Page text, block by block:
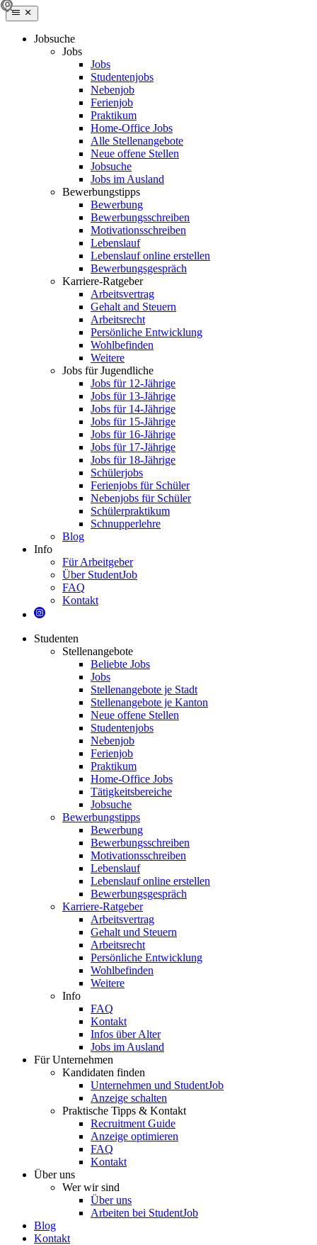
Jobsuche
Jobs
Jobs
Studentenjobs
Nebenjob
Ferienjob
Praktikum
Home-Office Jobs
Alle Stellenangebote
Neue offene Stellen
Jobsuche
Jobs im Ausland
Bewerbungstipps
Bewerbung
Bewerbungsschreiben
Motivationsschreiben
Lebenslauf
Lebenslauf online erstellen
Bewerbungsgespräch
Karriere-Ratgeber
Arbeitsvertrag
Gehalt and Steuern
Arbeitsrecht
Persönliche Entwicklung
Wohlbefinden
Weitere
Jobs für Jugendliche
Jobs für 12-Jährige
Jobs für 13-Jährige
Jobs für 14-Jährige
Jobs für 15-Jährige
Jobs für 16-Jährige
Jobs für 17-Jährige
Jobs für 18-Jährige
Schülerjobs
Ferienjobs für Schüler
Nebenjobs für Schüler
Schülerpraktikum
Schnupperlehre
Blog
Info
Für Arbeitgeber
Über StudentJob
FAQ
Kontakt
Studenten
Stellenangebote
Beliebte Jobs
Jobs
Stellenangebote je Stadt
Stellenangebote je Kanton
Neue offene Stellen
Studentenjobs
Nebenjob
Ferienjob
Praktikum
Home-Office Jobs
Tätigkeitsbereiche
Jobsuche
Bewerbungstipps
Bewerbung
Bewerbungsschreiben
Motivationsschreiben
Lebenslauf
Lebenslauf online erstellen
Bewerbungsgespräch
Karriere-Ratgeber
Arbeitsvertrag
Gehalt und Steuern
Arbeitsrecht
Persönliche Entwicklung
Wohlbefinden
Weitere
Info
FAQ
Kontakt
Infos über Alter
Jobs im Ausland
Für Unternehmen
Kandidaten finden
Unternehmen und StudentJob
Anzeige schalten
Praktische Tipps & Kontakt
Recruitment Guide
Anzeige optimieren
FAQ
Kontakt
Über uns
Wer wir sind
Über uns
Arbeiten bei StudentJob
Blog
Kontakt